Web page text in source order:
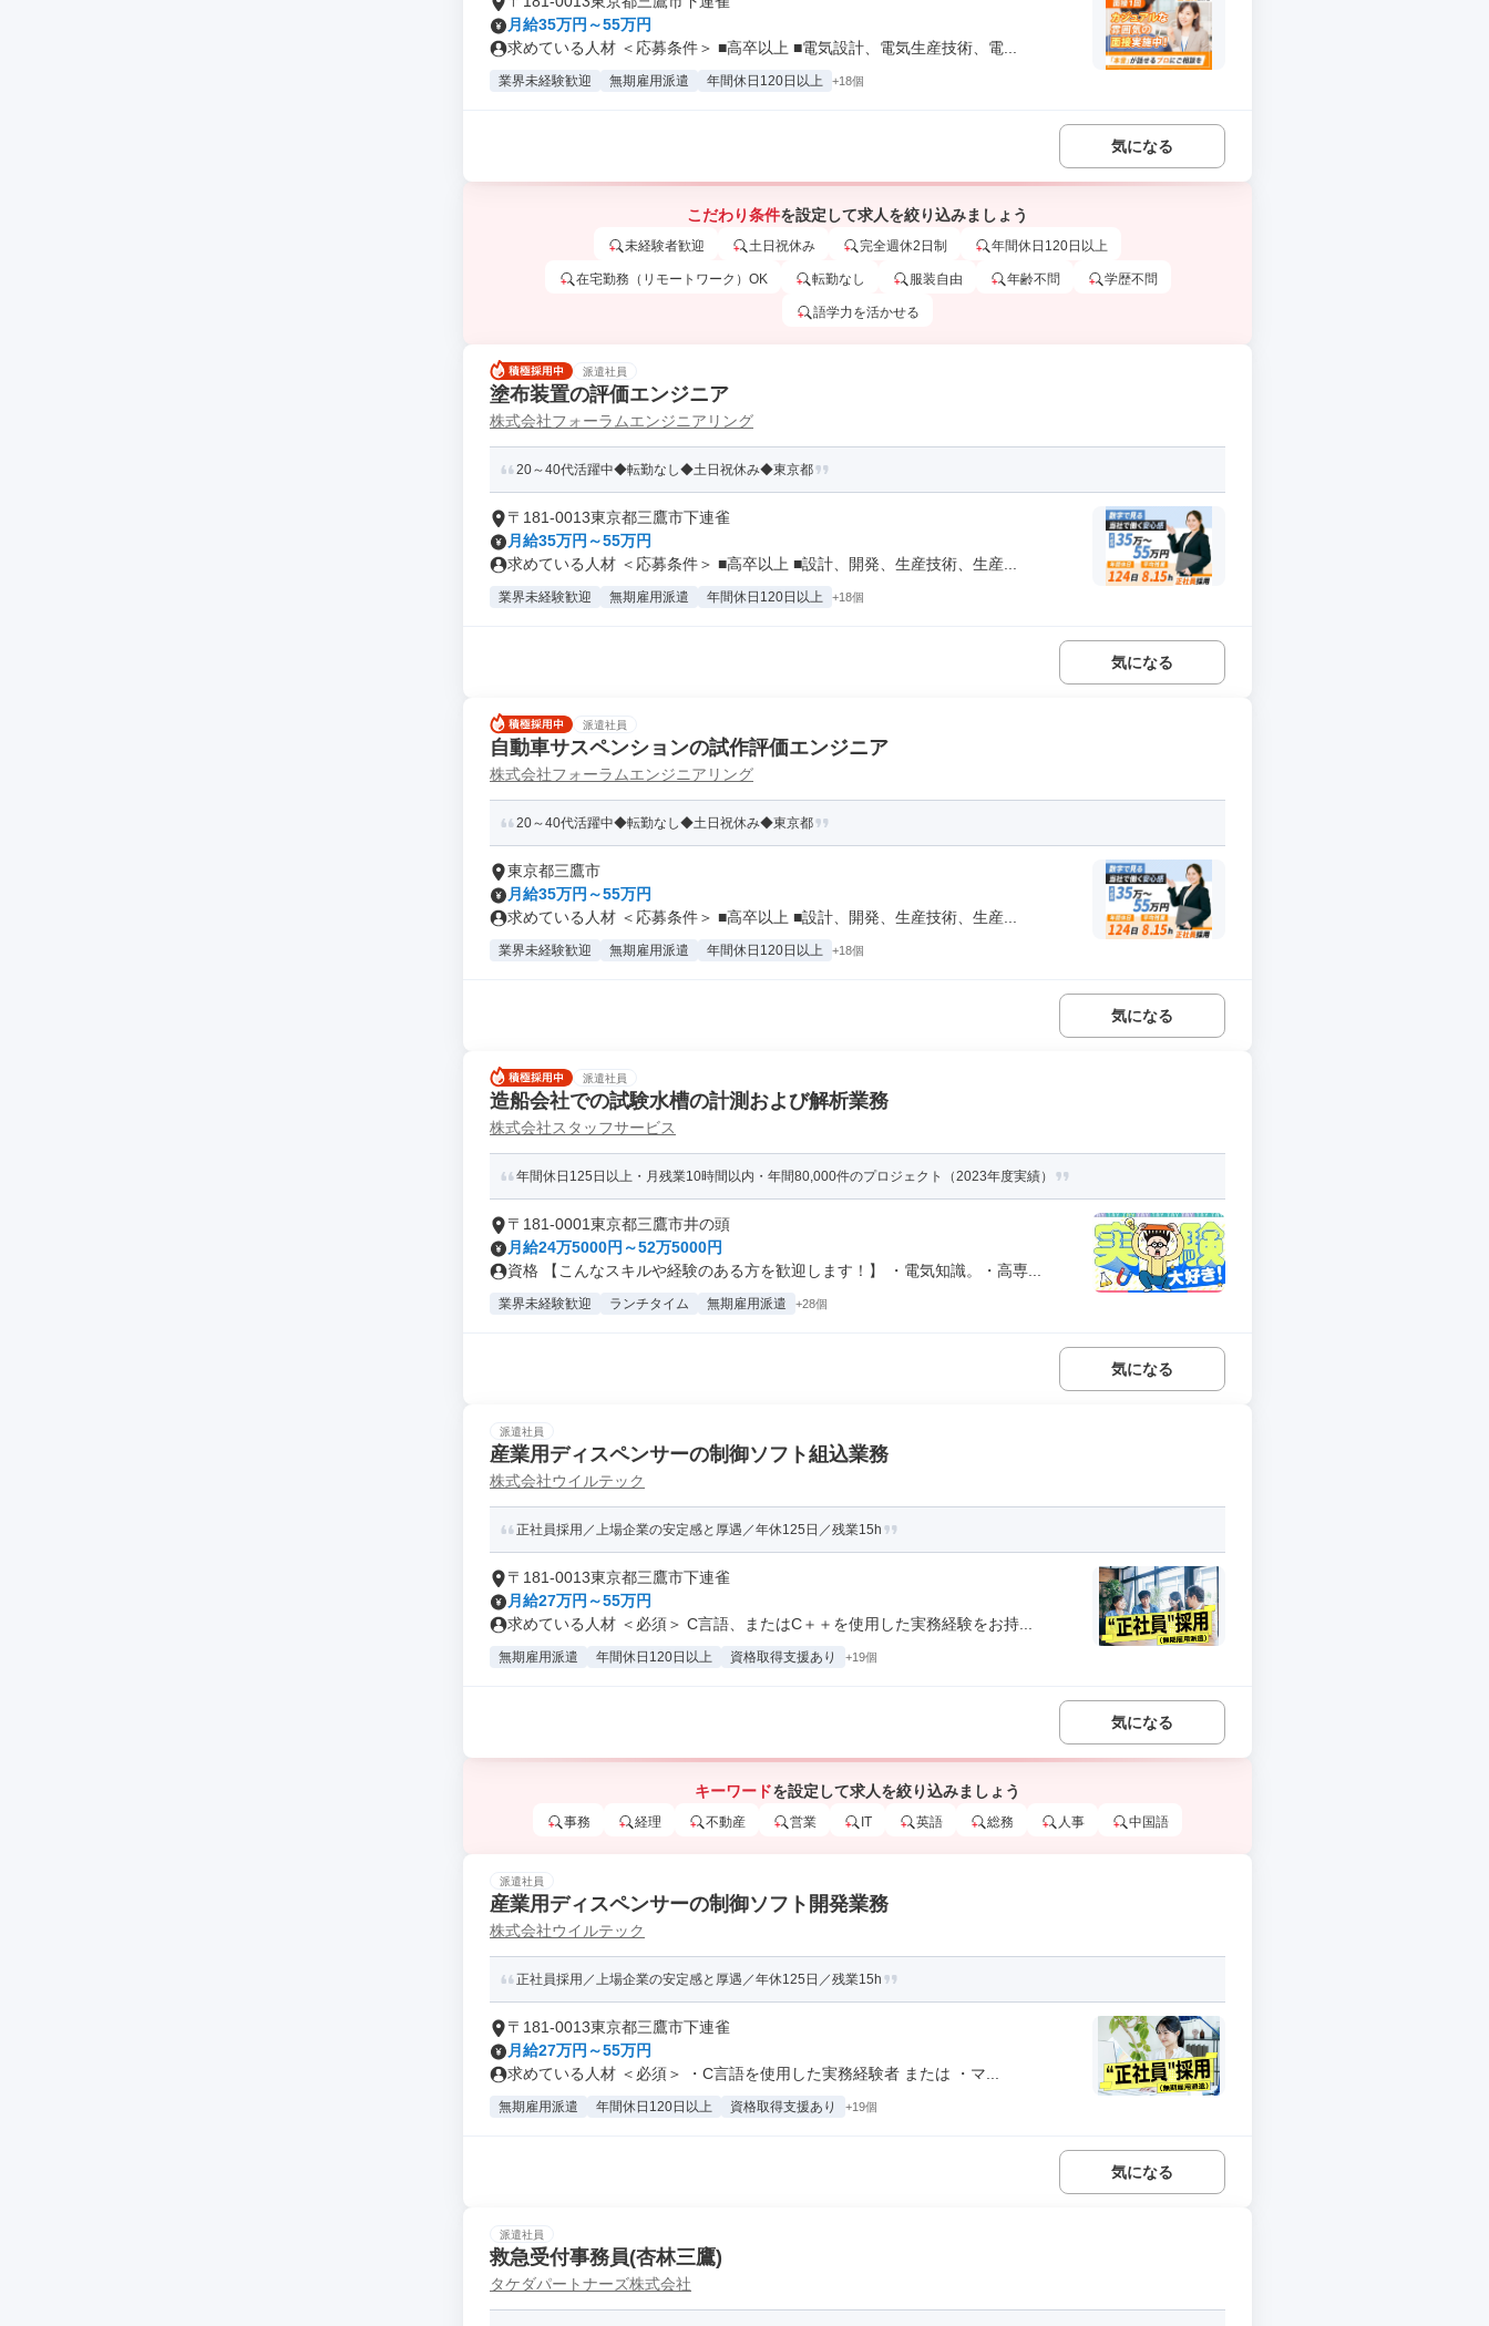
月給35万円～55万円
求めている人材 ＜応募条件＞ ■高卒以上 ■電気設計、電気生産技術、電...
業界未経験歓迎 無期雇用派遣 年間休日120日以上 +18個
気になる
こだわり条件を設定して求人を絞り込みましょう
未経験者歓迎 土日祝休み 完全週休2日制 年間休日120日以上
在宅勤務（リモートワーク）OK 転勤なし 服装自由 年齢不問 学歴不問
語学力を活かせる
派遣社員
塗布装置の評価エンジニア
株式会社フォーラムエンジニアリング
20～40代活躍中◆転勤なし◆土日祝休み◆東京都
〒181-0013東京都三鷹市下連雀
月給35万円～55万円
求めている人材 ＜応募条件＞ ■高卒以上 ■設計、開発、生産技術、生産...
業界未経験歓迎 無期雇用派遣 年間休日120日以上 +18個
気になる
派遣社員
自動車サスペンションの試作評価エンジニア
株式会社フォーラムエンジニアリング
20～40代活躍中◆転勤なし◆土日祝休み◆東京都
東京都三鷹市
月給35万円～55万円
求めている人材 ＜応募条件＞ ■高卒以上 ■設計、開発、生産技術、生産...
業界未経験歓迎 無期雇用派遣 年間休日120日以上 +18個
気になる
派遣社員
造船会社での試験水槽の計測および解析業務
株式会社スタッフサービス
年間休日125日以上・月残業10時間以内・年間80,000件のプロジェクト（2023年度実績）
〒181-0001東京都三鷹市井の頭
月給24万5000円～52万5000円
資格 【こんなスキルや経験のある方を歓迎します！】 ・電気知識。・高専...
業界未経験歓迎 ランチタイム 無期雇用派遣 +28個
気になる
派遣社員
産業用ディスペンサーの制御ソフト組込業務
株式会社ウイルテック
正社員採用／上場企業の安定感と厚遇／年休125日／残業15h
〒181-0013東京都三鷹市下連雀
月給27万円～55万円
求めている人材 ＜必須＞ C言語、またはC＋＋を使用した実務経験をお持...
無期雇用派遣 年間休日120日以上 資格取得支援あり +19個
気になる
キーワードを設定して求人を絞り込みましょう
事務 経理 不動産 営業 IT 英語 総務 人事 中国語
派遣社員
産業用ディスペンサーの制御ソフト開発業務
株式会社ウイルテック
正社員採用／上場企業の安定感と厚遇／年休125日／残業15h
〒181-0013東京都三鷹市下連雀
月給27万円～55万円
求めている人材 ＜必須＞ ・C言語を使用した実務経験者 または ・マ...
無期雇用派遣 年間休日120日以上 資格取得支援あり +19個
気になる
派遣社員
救急受付事務員(杏林三鷹)
タケダパートナーズ株式会社